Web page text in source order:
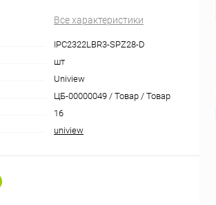
Все характеристики
IPC2322LBR3-SPZ28-D
шт
Uniview
ЦБ-00000049 / Товар / Товар
16
uniview